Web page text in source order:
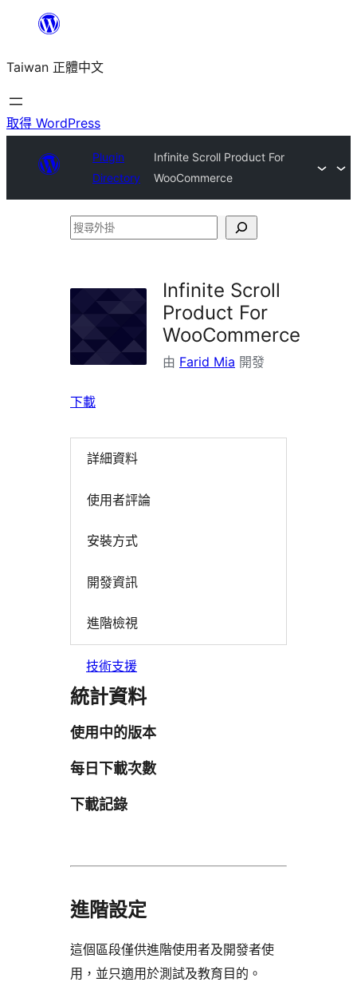
主
要
內
Taiwan 正體中文
取得 WordPress
Plugin
Directory
Infinite Scroll Product For
WooCommerce
搜
Infinite Scroll
Product For
WooCommerce
由 Farid Mia 開發
下載
詳細資料
使用者評論
安裝方式
開發資訊
進階檢視
技術支援
統計資料
使用中的版本
每日下載次數
下載記錄
進階設定
這個區段僅供進階使用者及開發者使
用，並只適用於測試及教育目的。